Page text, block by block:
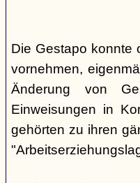
Die Gestapo konnte
vornehmen,
Änderung von
Einweisungen in
gehörten zu ihren